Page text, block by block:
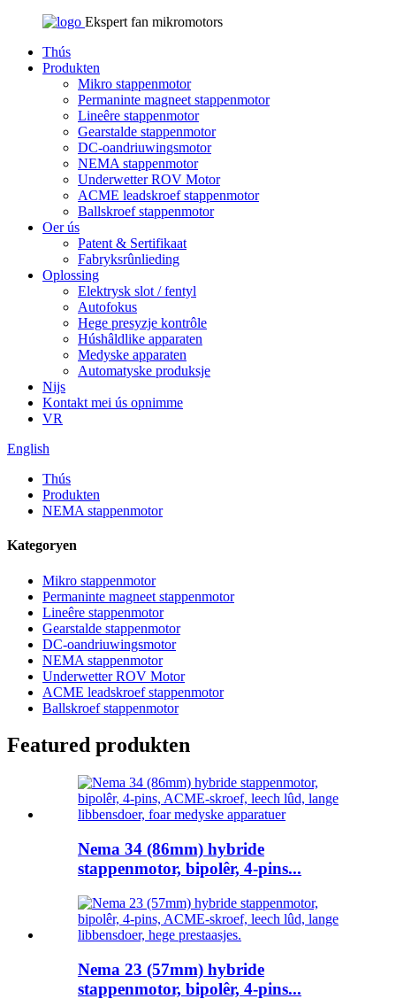
Ekspert fan mikromotors
Thús
Produkten
Mikro stappenmotor
Permaninte magneet stappenmotor
Lineêre stappenmotor
Gearstalde stappenmotor
DC-oandriuwingsmotor
NEMA stappenmotor
Underwetter ROV Motor
ACME leadskroef stappenmotor
Ballskroef stappenmotor
Oer ús
Patent & Sertifikaat
Fabryksrûnlieding
Oplossing
Elektrysk slot / fentyl
Autofokus
Hege presyzje kontrôle
Húshâldlike apparaten
Medyske apparaten
Automatyske produksje
Nijs
Kontakt mei ús opnimme
VR
English
Thús
Produkten
NEMA stappenmotor
Kategoryen
Mikro stappenmotor
Permaninte magneet stappenmotor
Lineêre stappenmotor
Gearstalde stappenmotor
DC-oandriuwingsmotor
NEMA stappenmotor
Underwetter ROV Motor
ACME leadskroef stappenmotor
Ballskroef stappenmotor
Featured produkten
Nema 34 (86mm) hybride
stappenmotor, bipolêr, 4-pins...
Nema 23 (57mm) hybride
stappenmotor, bipolêr, 4-pins...